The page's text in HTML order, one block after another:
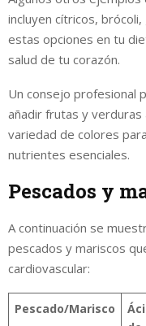
incluyen cítricos,
estas opciones en tu
salud de tu corazón.
Un consejo profesional
añadir frutas y verduras
variedad de colores
nutrientes esenciales.
Pescados y
A continuación se
pescados y mariscos
cardiovascular:
Pescado/Marisco